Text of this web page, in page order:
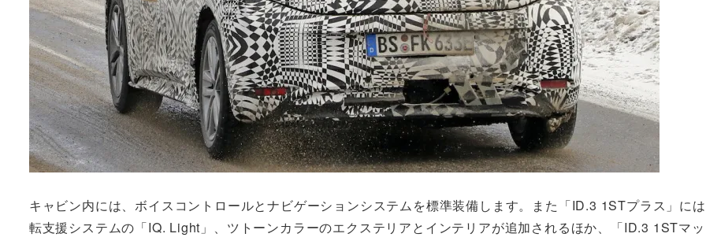
キャビン内には、ボイスコントロールとナビゲーションシステムを標準装備します。また「ID.3 1STプラス」に
転支援システムの「IQ. Light」、ツトーンカラーのエクステリアとインテリアが追加されるほか、「ID.3 1STマ